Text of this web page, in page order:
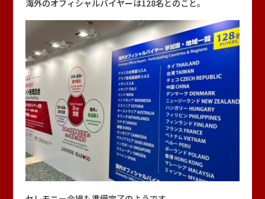
海外のオフィシャルバイヤーは128名とのこと。